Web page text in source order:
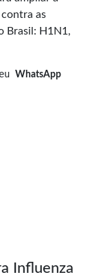
as
Brasil: H1N1,
WhatsApp
Influenza